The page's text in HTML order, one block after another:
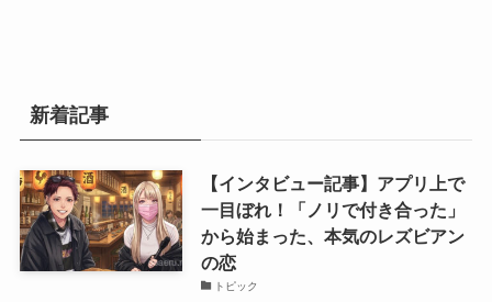
新着記事
【インタビュー記事】アプリ上で
一目ぼれ！「ノリで付き合った」
から始まった、本気のレズビアン
の恋
トピック